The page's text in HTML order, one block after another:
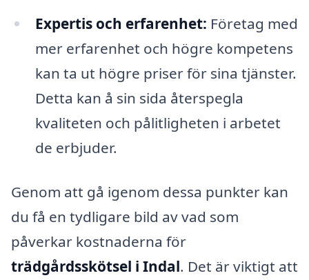
Expertis och erfarenhet: Företag med
mer erfarenhet och högre kompetens
kan ta ut högre priser för sina tjänster.
Detta kan å sin sida återspegla
kvaliteten och pålitligheten i arbetet
de erbjuder.
Genom att gå igenom dessa punkter kan
du få en tydligare bild av vad som
påverkar kostnaderna för
trädgårdsskötsel i Indal. Det är viktigt att